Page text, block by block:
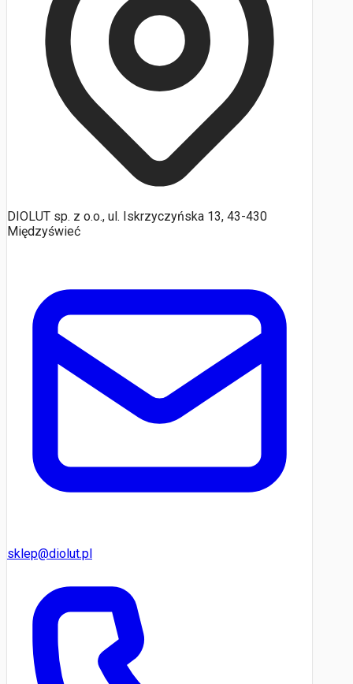
DIOLUT sp. z o.o., ul. Iskrzyczyńska 13, 43-430
Międzyświeć
sklep@diolut.pl